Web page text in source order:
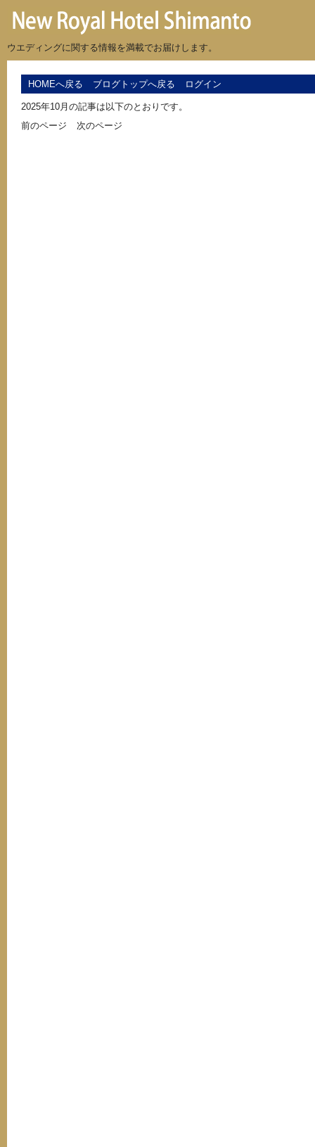
ウエディングに関する情報を満載でお届けします。
HOMEへ戻る ブログトップへ戻る ログイン
2025年10月の記事は以下のとおりです。
前のページ
次のページ